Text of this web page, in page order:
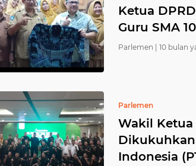
Ketua
Guru SMA
Parlemen | 10 bulan
Parlemen
Wakil Ketua
Dikukuhkan
Indonesia